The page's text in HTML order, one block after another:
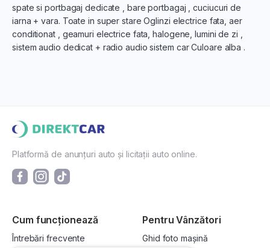
spate si portbagaj dedicate , bare portbagaj , cuciucuri de
iarna + vara. Toate in super stare Oglinzi electrice fata, aer
conditionat , geamuri electrice fata, halogene, lumini de zi ,
sistem audio dedicat + radio audio sistem car Culoare alba .
Platformă de anunțuri auto și licitații auto online.
Cum funcționează
Întrebări frecvente
Pentru Vânzători
Ghid foto mașină